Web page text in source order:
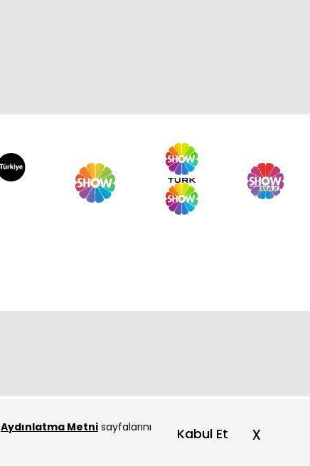
Aydınlatma Metni sayfalarını
Kabul Et x